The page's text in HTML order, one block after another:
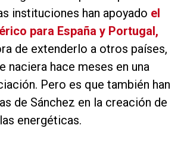
instituciones han apoyado el
para España y Portugal,
de extenderlo a otros países,
naciera hace meses en una
Pero es que también han
de Sánchez en la creación de
energéticas.